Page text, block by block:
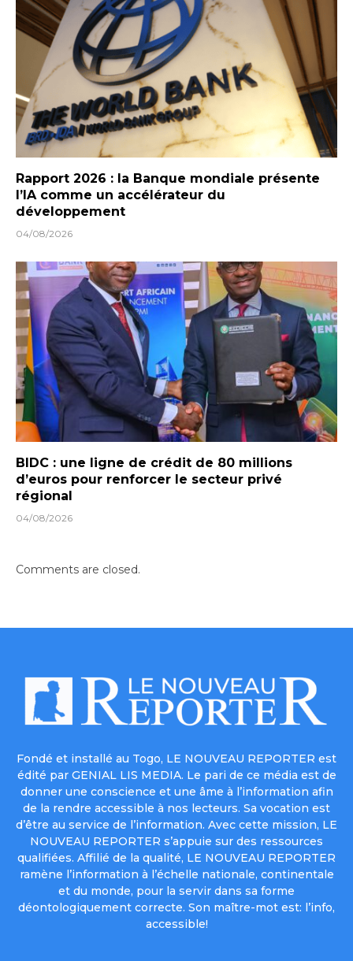
Rapport 2026 : la Banque mondiale présente
l’IA comme un accélérateur du
développement
04/08/2026
BIDC : une ligne de crédit de 80 millions
d’euros pour renforcer le secteur privé
régional
04/08/2026
Comments are closed.
Fondé et installé au Togo, LE NOUVEAU REPORTER est
édité par GENIAL LIS MEDIA. Le pari de ce média est de
donner une conscience et une âme à l’information afin
de la rendre accessible à nos lecteurs. Sa vocation est
d’être au service de l’information. Avec cette mission, LE
NOUVEAU REPORTER s’appuie sur des ressources
qualifiées. Affilié de la qualité, LE NOUVEAU REPORTER
ramène l’information à l’échelle nationale, continentale
et du monde, pour la servir dans sa forme
déontologiquement correcte. Son maître-mot est: l’info,
accessible!